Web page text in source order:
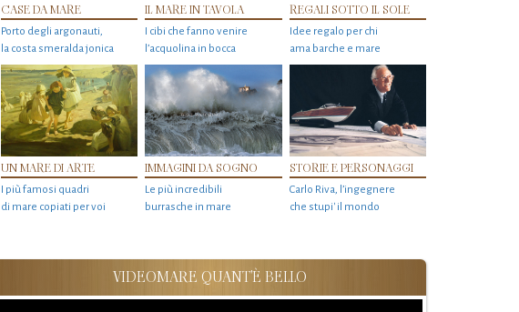
CASE DA MARE
Porto degli argonauti,
la costa smeralda jonica
IL MARE IN TAVOLA
I cibi che fanno venire
l’acquolina in bocca
REGALI SOTTO IL SOLE
Idee regalo per chi
ama barche e mare
UN MARE DI ARTE
I più famosi quadri
di mare copiati per voi
IMMAGINI DA SOGNO
Le più incredibili
burrasche in mare
STORIE E PERSONAGGI
Carlo Riva, l’ingegnere
che stupi' il mondo
VIDEOMARE QUANT'È BELLO